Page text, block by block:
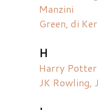
Manzini
Green, di
H
Harry
JK Rowling,